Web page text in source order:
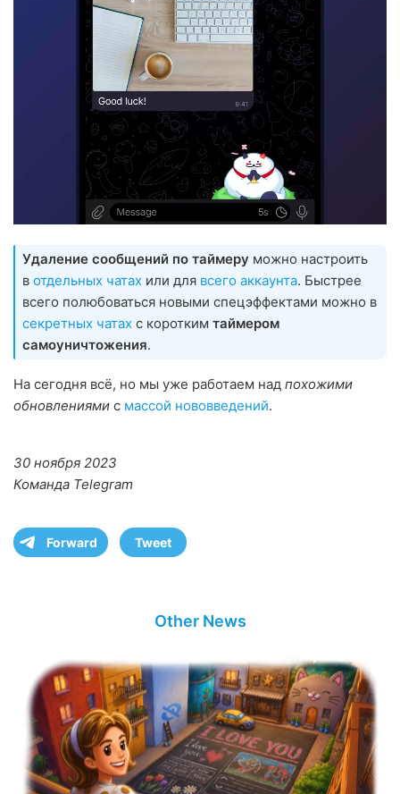
Удаление сообщений по таймеру можно настроить
в отдельных чатах или для всего аккаунта. Быстрее
всего полюбоваться новыми спецэффектами можно в
секретных чатах с коротким таймером
самоуничтожения.
На сегодня всё, но мы уже работаем над похожими
обновлениями с массой нововведений.
30 ноября 2023
Команда Telegram
Forward Tweet
Other News